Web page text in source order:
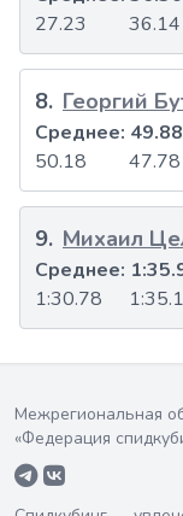
27.23 36.14
8. Георгий
50.18 47.78
Среднее: 49.88
9. Михаил
1:30.78
Среднее:
Межрегиональная
«Федерация